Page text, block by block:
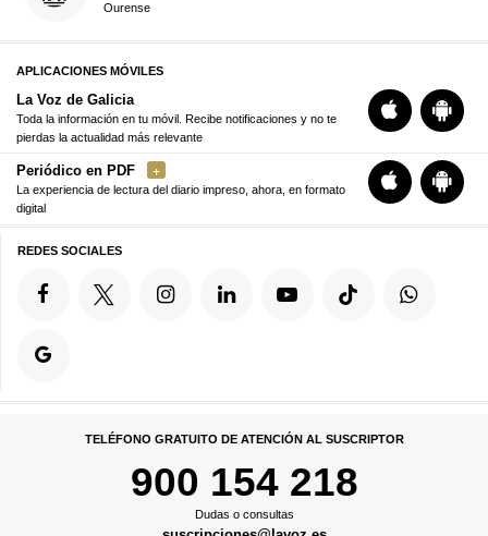
Ourense
APLICACIONES MÓVILES
La Voz de Galicia
Toda la información en tu móvil. Recibe notificaciones y no te
pierdas la actualidad más relevante
Periódico en PDF
La experiencia de lectura del diario impreso, ahora, en formato
digital
REDES SOCIALES
TELÉFONO GRATUITO DE ATENCIÓN AL SUSCRIPTOR
900 154 218
Dudas o consultas